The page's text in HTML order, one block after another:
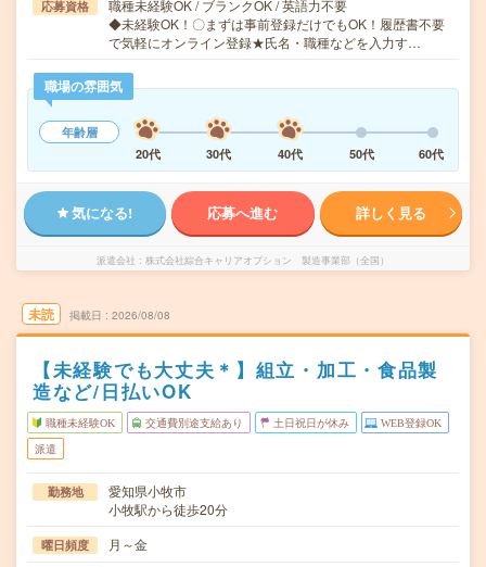
応募資格
職種未経験OK / ブランクOK / 英語力不要
◆未経験OK！〇まずは事前登録だけでもOK！履歴書不要
で気軽にオンライン登録★氏名・職種などを入力す…
職場の雰囲気
年齢層
20代
30代 40代 50代 60代
気になる! 応募へ進む 詳しく見る
派遣会社 株式会社綜合キャリアオプション 製造事業部（全国）
未読 掲載日 2026/08/08
【未経験でも大丈夫＊】組立・加工・食品製
造など/日払いOK
職種未経験OK 交通費別途支給あり 土日祝日が休み WEB登録OK
派遣
勤務地
愛知県小牧市
小牧駅から徒歩20分
曜日頻度 月～金